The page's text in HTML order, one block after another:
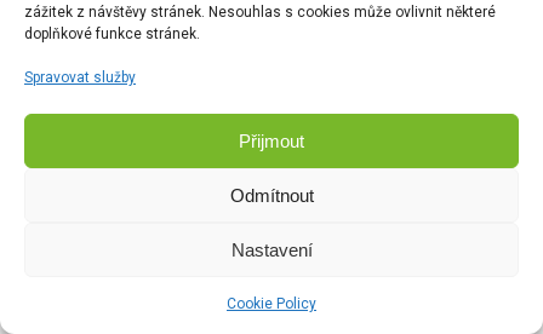
zážitek z návštěvy stránek. Nesouhlas s cookies může ovlivnit některé
doplňkové funkce stránek.
Spravovat služby
Přijmout
Odmítnout
Nastavení
Cookie Policy